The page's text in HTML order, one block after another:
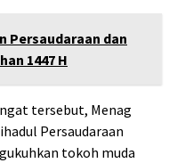
Persaudaraan dan
1447 H
tersebut, Menag
Persaudaraan
tokoh muda